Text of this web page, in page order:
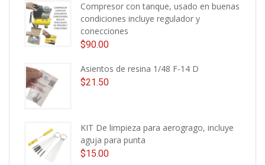
Compresor con tanque, usado en buenas
condiciones incluye regulador y
conecciones
$90.00
Asientos de resina 1/48 F-14 D
$21.50
KIT De limpieza para aerogrago, incluye
aguja para punta
$15.00